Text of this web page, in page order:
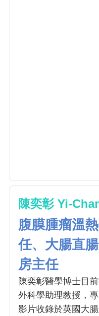
陳奕彰 Yi-
腹膜腫瘤溫
任、大腸直
房主任
陳奕彰醫學博士目
外科學助理教授，
影片收錄於英國大